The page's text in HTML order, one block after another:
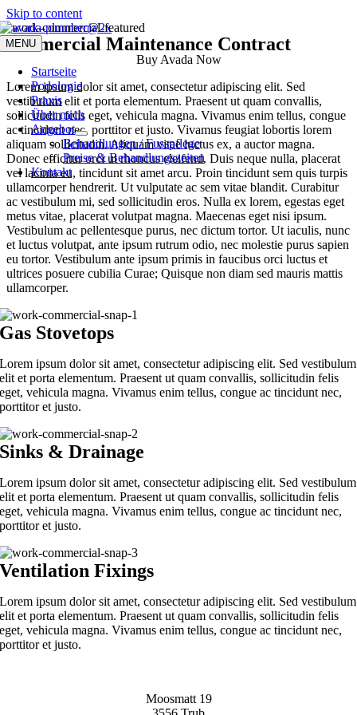
Skip to content
MENU
Startseite
Podologie
Praxis
Über mich
Angebot
Behandlungen / Fusspflege
Preise & Behandlungszeiten
Kontakt
Commercial Maintenance Contract
Buy Avada Now
Lorem ipsum dolor sit amet, consectetur adipiscing elit. Sed
vestibulum elit et porta elementum. Praesent ut quam convallis,
sollicitudin felis eget, vehicula magna. Vivamus enim tellus, congue
ac tincidunt nec, porttitor et justo. Vivamus feugiat lobortis lorem
aliquam sollicitudin. Aliquam vitae luctus ex, a auctor magna.
Donec efficitur orci ut rhoncus eleifend. Duis neque nulla, placerat
vel lacinia eu, tincidunt sit amet arcu. Proin tincidunt sem quis turpis
ullamcorper hendrerit. Ut vulputate ac sem vitae blandit. Curabitur
ac vestibulum mi, sed sollicitudin eros. Nulla ex lorem, egestas eget
metus vitae, placerat volutpat magna. Maecenas eget nisi ipsum.
Vestibulum ac pellentesque purus, nec dictum tortor. Ut iaculis, nunc
et luctus volutpat, ante ipsum rutrum odio, nec molestie purus sapien
eu tortor. Vestibulum ante ipsum primis in faucibus orci luctus et
ultrices posuere cubilia Curae; Quisque non diam sed mauris mattis
ullamcorper.
Gas Stovetops
Lorem ipsum dolor sit amet, consectetur adipiscing elit. Sed vestibulum
elit et porta elementum. Praesent ut quam convallis, sollicitudin felis
eget, vehicula magna. Vivamus enim tellus, congue ac tincidunt nec,
porttitor et justo.
Sinks & Drainage
Lorem ipsum dolor sit amet, consectetur adipiscing elit. Sed vestibulum
elit et porta elementum. Praesent ut quam convallis, sollicitudin felis
eget, vehicula magna. Vivamus enim tellus, congue ac tincidunt nec,
porttitor et justo.
Ventilation Fixings
Lorem ipsum dolor sit amet, consectetur adipiscing elit. Sed vestibulum
elit et porta elementum. Praesent ut quam convallis, sollicitudin felis
eget, vehicula magna. Vivamus enim tellus, congue ac tincidunt nec,
porttitor et justo.
Moosmatt 19